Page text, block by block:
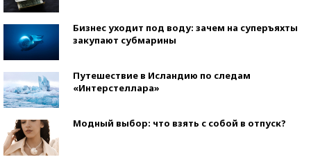
Бизнес уходит под воду: зачем на суперъяхты
закупают субмарины
Путешествие в Исландию по следам
«Интерстеллара»
Модный выбор: что взять с собой в отпуск?